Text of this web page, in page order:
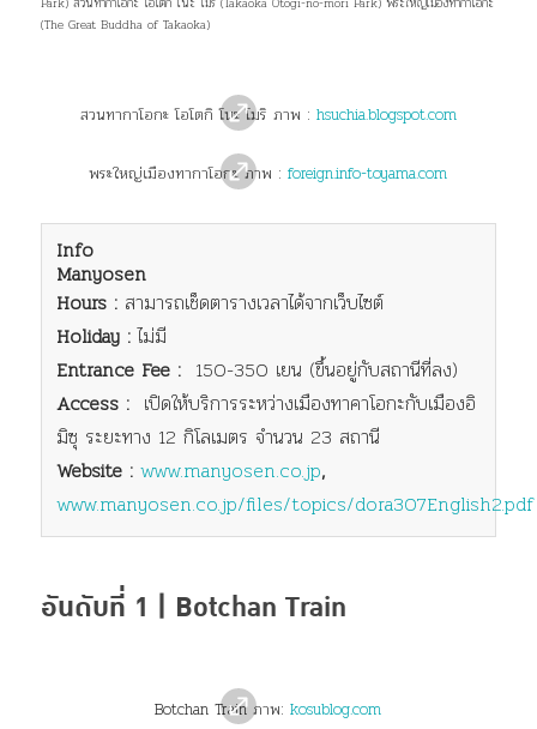
(The Great Buddha of Takaoka)
สวนทากาโอกะ โอโตกิ โนะ โมริ ภาพ : hsuchia.blogspot.com
พระใหญ่เมืองทากาโอกะ ภาพ :foreign.info-toyama.com
Info
Manyosen
Hours :สามารถเช็ดตารางเวลาได้จากเว็บไซต์
Holiday :ไม่มี
Entrance Fee : 150-350 เยน (ขึ้นอยู่กับสถานีที่ลง)
Access :เปิดให้บริการระหว่างเมืองทาคาโอกะกับเมืองอิ
มิซุ ระยะทาง 12 กิโลเมตร จำนวน 23 สถานี
Website : www.manyosen.co.jp,
www.manyosen.co.jp/files/topics/dora307English2.pdf
อันดับที่ 1 | Botchan Train
Botchan Train ภาพ:kosublog.com